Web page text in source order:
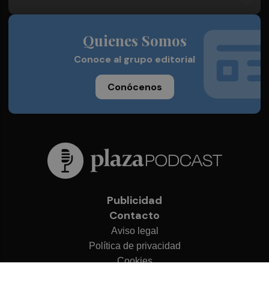
Quienes Somos
Conoce al grupo editorial
Conócenos
Publicidad
Contacto
Aviso legal
Política de privacidad
Cookies